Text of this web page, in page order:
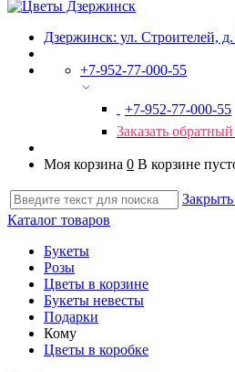
Дзержинск: ул. Строителей,
+7-952-77-000-55
+7-952-77-000-55
Заказать
Моя корзина 0 В корзине
Каталог товаров
Букеты
Розы
Цветы в корзине
Букеты невесты
Подарки
Кому
Цветы в коробке